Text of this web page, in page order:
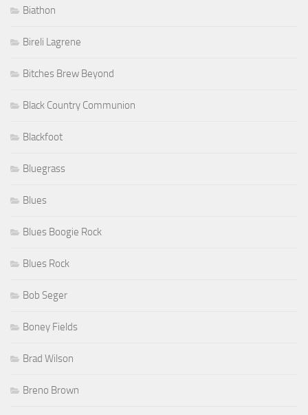
Biathon
Bireli Lagrene
Bitches Brew Beyond
Black Country Communion
Blackfoot
Bluegrass
Blues
Blues Boogie Rock
Blues Rock
Bob Seger
Boney Fields
Brad Wilson
Breno Brown